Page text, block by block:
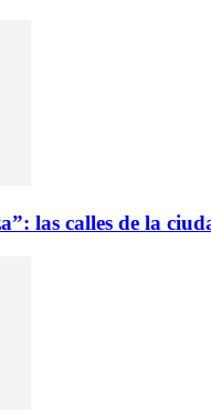
las calles de la